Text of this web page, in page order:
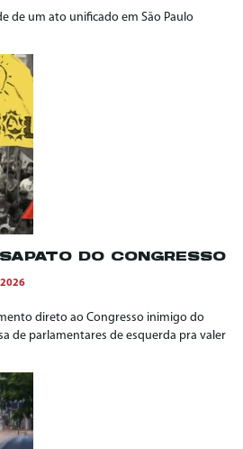
de um ato unificado em São Paulo
DO CONGRESSO
2026
direto ao Congresso inimigo do
de parlamentares de esquerda pra valer